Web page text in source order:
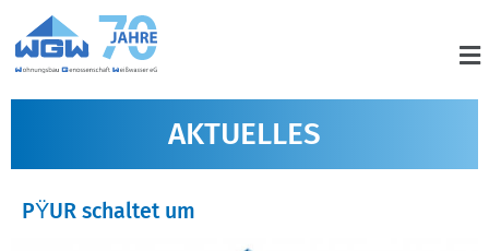
AKTUELLES
PŸUR schaltet um